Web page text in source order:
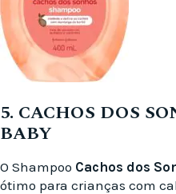
5. CACHOS DOS
BABY
O Shampoo Cachos dos
ótimo para crianças com